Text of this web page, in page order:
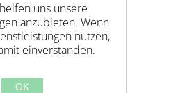
uns unsere
anzubieten. Wenn
nutzen,
einverstanden.
OK